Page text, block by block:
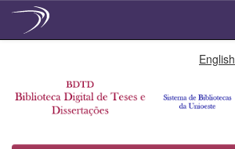
English